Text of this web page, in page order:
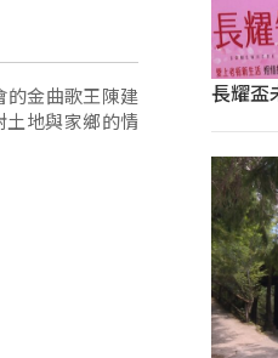
的金曲歌王陳建
地與家鄉的情
長耀盃